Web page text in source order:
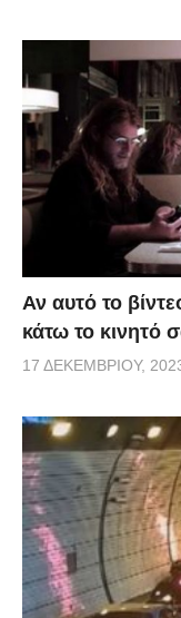
Αν αυτό το
κάτω το κινητό
17 ΔΕΚΕΜΒΡΊΟΥ,